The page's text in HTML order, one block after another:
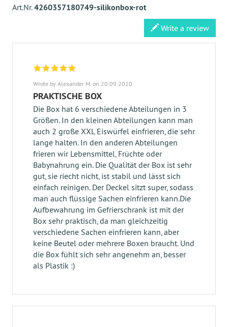
Art.Nr.4260357180749-silikonbox-rot
Write a review
Wrote by Alexander M. on 20.09.2020
PRAKTISCHE BOX
Die Box hat 6 verschiedene Abteilungen in 3
Größen. In den kleinen Abteilungen kann man
auch 2 große XXL Eiswürfel einfrieren, die sehr
lange halten. In den anderen Abteilungen
frieren wir Lebensmittel, Früchte oder
Babynahrung ein. Die Qualität der Box ist sehr
gut, sie riecht nicht, ist stabil und lässt sich
einfach reinigen. Der Deckel sitzt super, sodass
man auch flüssige Sachen einfrieren kann.Die
Aufbewahrung im Gefrierschrank ist mit der
Box sehr praktisch, da man gleichzeitig
verschiedene Sachen einfrieren kann, aber
keine Beutel oder mehrere Boxen braucht. Und
die Box fühlt sich sehr angenehm an, besser
als Plastik :)